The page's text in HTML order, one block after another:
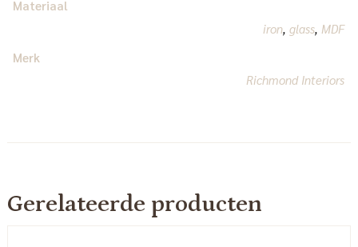
Materiaal
iron,glass, MDF
Merk
Richmond Interiors
Gerelateerde producten